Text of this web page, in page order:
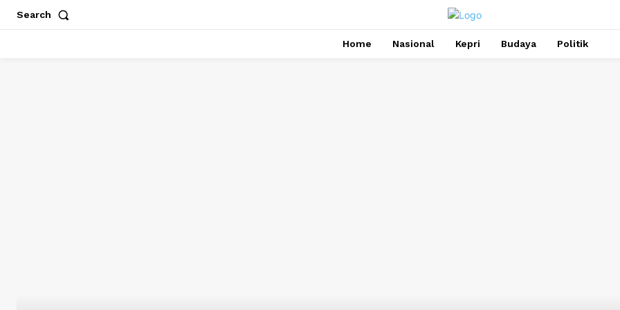
Search
Home Nasional Kepri Budaya Politik